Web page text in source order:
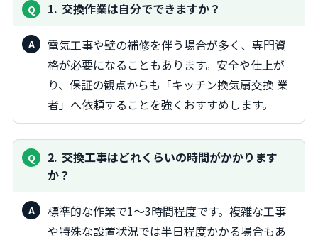
1 交換作業は自分でできますか？
電気工事や壁の補修を伴う場合が多く、専門資
格が必要になることもあります。安全や仕上が
り、保証の観点からも「キッチン換気扇交換 業
者」へ依頼することを強くおすすめします。
2 交換工事はどれくらいの時間がかかります
か？
標準的な作業で1～3時間程度です。複雑な工事
や特殊な設置状況では半日程度かかる場合もあ